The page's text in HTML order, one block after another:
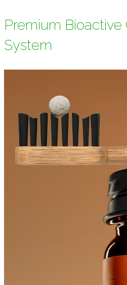
Premium Bioactive
System